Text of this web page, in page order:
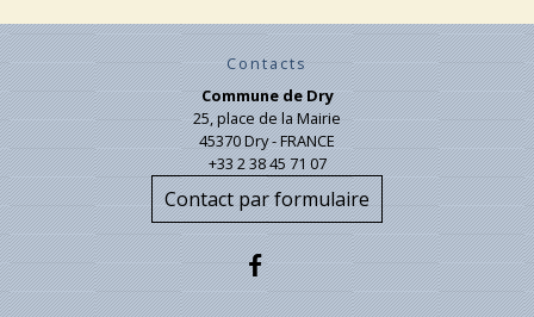
Contacts
Commune de Dry
25, place de la Mairie
45370 Dry - FRANCE
+33 2 38 45 71 07
Contact par formulaire